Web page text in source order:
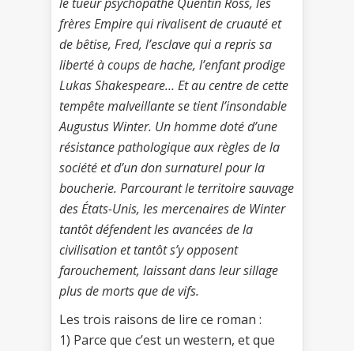
le tueur psychopathe Quentin Ross, les
frères Empire qui rivalisent de cruauté et
de bêtise, Fred, l’esclave qui a repris sa
liberté à coups de hache, l’enfant prodige
Lukas Shakespeare… Et au centre de cette
tempête malveillante se tient l’insondable
Augustus Winter. Un homme doté d’une
résistance pathologique aux règles de la
société et d’un don surnaturel pour la
boucherie. Parcourant le territoire sauvage
des États-Unis, les mercenaires de Winter
tantôt défendent les avancées de la
civilisation et tantôt s’y opposent
farouchement, laissant dans leur sillage
plus de morts que de vifs.
Les trois raisons de lire ce roman :
1) Parce que c’est un western, et que